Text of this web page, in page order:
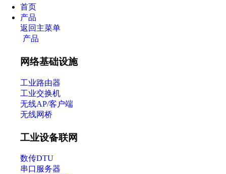
首页
产品
返回主菜单
产品
网络基础设施
工业路由器
工业交换机
无线AP/客户端
无线网桥
工业设备联网
数传DTU
串口服务器